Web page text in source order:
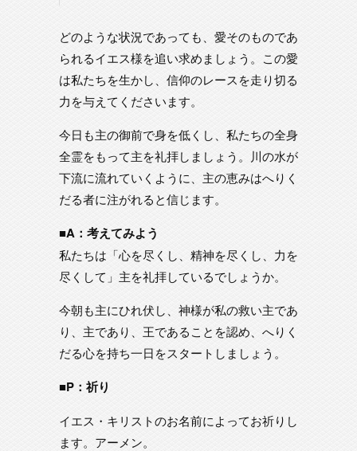
どのような状況であっても、愛そのものであ
られるイエス様を追い求めましょう。この愛
は私たちを生かし、信仰のレースを走り切る
力を与えてくださいます。
今日も主の御前で身を低くし、私たちの全身
全霊をもって主を礼拝しましょう。川の水が
下流に流れていくように、主の恵みはへりく
だる者に注がれると信じます。
■A：考えてみよう
私たちは「心を尽くし、精神を尽くし、力を
尽くして」主を礼拝しているでしょうか。
今朝も主にひれ伏し、神様が私の救い主であ
り、主であり、王であることを認め、へりく
だる心を持ち一日をスタートしましょう。
■P：祈り
イエス・キリストのお名前によってお祈りし
ます。アーメン。